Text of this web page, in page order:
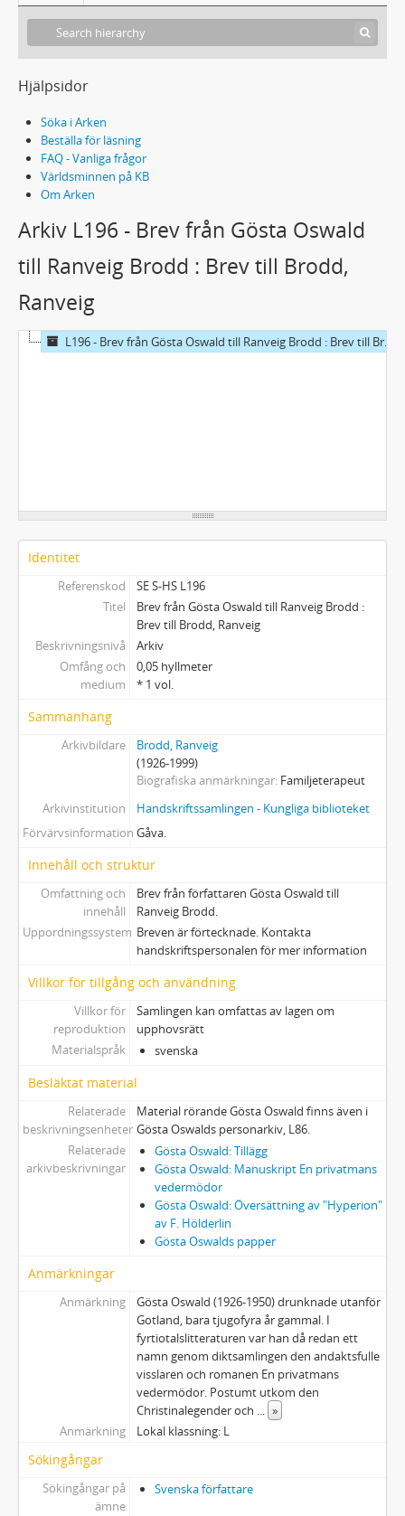
Hjälpsidor
Söka i Arken
Beställa för läsning
FAQ - Vanliga frågor
Världsminnen på KB
Om Arken
Arkiv L196 - Brev från Gösta Oswald
till Ranveig Brodd : Brev till Brodd,
Ranveig
L196 - Brev från Gösta Oswald till Ranveig Brodd : Brev till Brodd, Ranveig
Identitet
Referenskod
SE S-HS L196
Titel
Brev från Gösta Oswald till Ranveig Brodd :
Brev till Brodd, Ranveig
Beskrivningsnivå
Arkiv
Omfång och
medium
0,05 hyllmeter
* 1 vol.
Sammanhang
Arkivbildare
Brodd, Ranveig
(1926-1999)
Biografiska anmärkningar Familjeterapeut
Arkivinstitution
Handskriftssamlingen - Kungliga biblioteket
Förvärvsinformation Gåva.
Innehåll och struktur
Omfattning och
innehåll
Brev från författaren Gösta Oswald till
Ranveig Brodd.
Uppordningssystem Breven är förtecknade. Kontakta
handskriftspersonalen för mer information
Villkor för tillgång och användning
Villkor för
reproduktion
Samlingen kan omfattas av lagen om
upphovsrätt
Materialspråk
svenska
Besläktat material
Relaterade
beskrivningsenheter
Material rörande Gösta Oswald finns även i
Gösta Oswalds personarkiv, L86.
Relaterade
arkivbeskrivningar
Gösta Oswald: Tillägg
Gösta Oswald: Manuskript En privatmans
vedermödor
Gösta Oswald: Översättning av "Hyperion"
av F. Hölderlin
Gösta Oswalds papper
Anmärkningar
Anmärkning
Gösta Oswald (1926-1950) drunknade utanför
Gotland, bara tjugofyra år gammal. I
fyrtiotalslitteraturen var han då redan ett
namn genom diktsamlingen den andaktsfulle
visslaren och romanen En privatmans
vedermödor. Postumt utkom den
Christinalegender och ... »
Anmärkning
Lokal klassning: L
Sökingångar
Sökingångar på
ämne
Svenska författare